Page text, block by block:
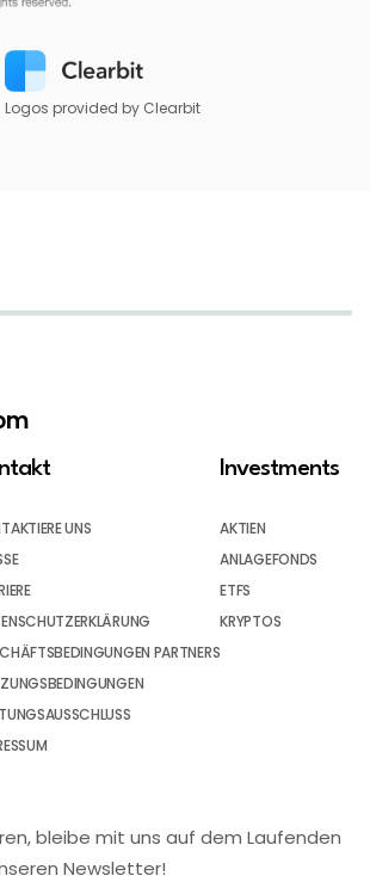
Logos provided by Clearbit
UNS
PARTNERS
Investments
AKTIEN
ANLAGEFONDS
ETFS
KRYPTOS
bleibe mit uns auf dem Laufenden
Newsletter!